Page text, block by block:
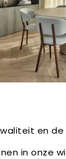
en
in onze